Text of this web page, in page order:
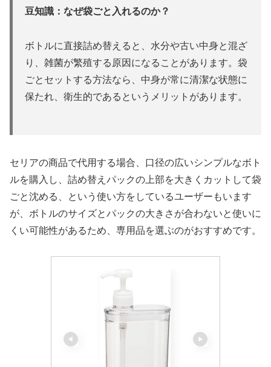
豆知識：なぜ袋ごと入れるのか？
ボトルに直接詰め替えると、水分や古い中身と混ざ
り、雑菌が繁殖する原因になることがあります。袋
ごとセットする方法なら、中身が常に清潔な状態に
保たれ、衛生的であるというメリットがあります。
セリアの商品で代用する場合、口径の広いシンプルなボト
ルを購入し、詰め替えパックの上部を大きくカットして袋
ごと沈める、という使い方をしているユーザーもいます
が、ボトルのサイズとパックの大きさが合わないと使いに
くい可能性があるため、専用品を選ぶのがおすすめです。